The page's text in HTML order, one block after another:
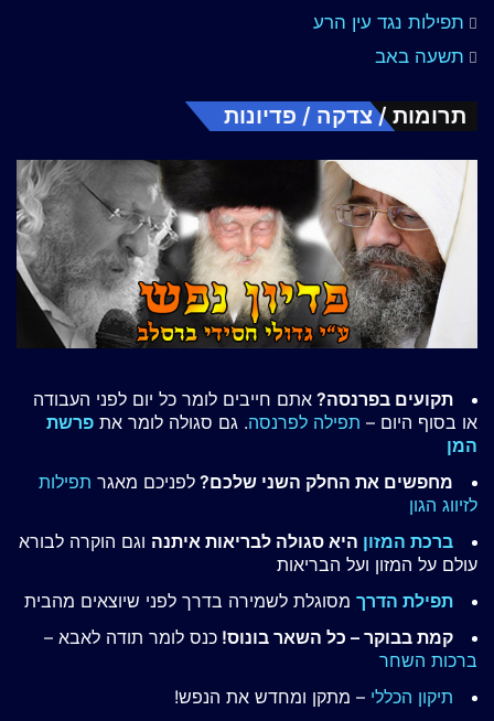
תפילות נגד עין הרע
תשעה באב
תרומות / צדקה / פדיונות
תקועים בפרנסה? אתם חייבים לומר כל יום לפני העבודה
או בסוף היום – תפילה לפרנסה. גם סגולה לומר את פרשת
המן
מחפשים את החלק השני שלכם? לפניכם מאגר תפילות
לזיווג הגון
ברכת המזון היא סגולה לבריאות איתנה וגם הוקרה לבורא
עולם על המזון ועל הבריאות
תפילת הדרך מסוגלת לשמירה בדרך לפני שיוצאים מהבית
קמת בבוקר – כל השאר בונוס! כנס לומר תודה לאבא –
ברכות השחר
תיקון הכללי – מתקן ומחדש את הנפש!